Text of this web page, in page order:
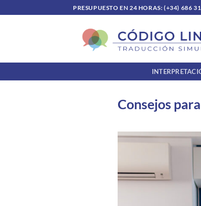
al
PRESUPUESTO EN 24 HORAS: (+34) 686
Consejos